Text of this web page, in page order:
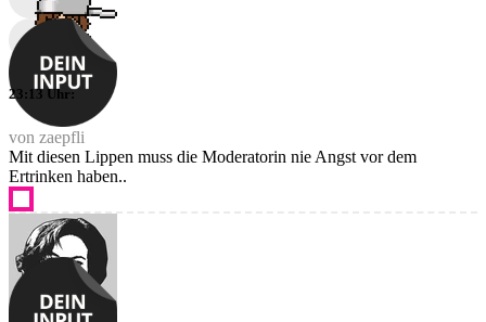
23:13 Uhr:
von zaepfli
Mit diesen Lippen muss die Moderatorin nie Angst vor dem
Ertrinken haben..